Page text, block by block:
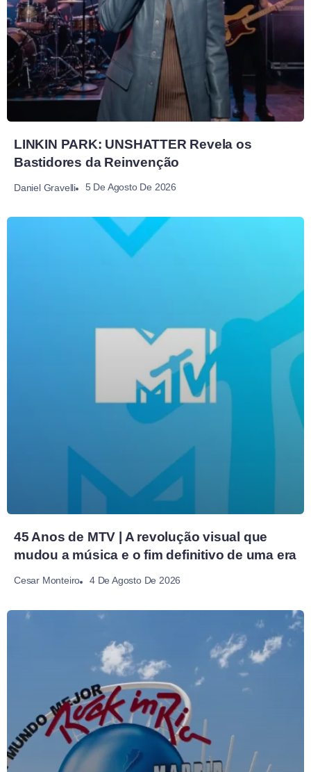
LINKIN PARK: UNSHATTER Revela os
Bastidores da Reinvenção
Daniel Gravelli 5 De Agosto De 2026
45 Anos de MTV | A revolução visual que
mudou a música e o fim definitivo de uma era
Cesar Monteiro 4 De Agosto De 2026